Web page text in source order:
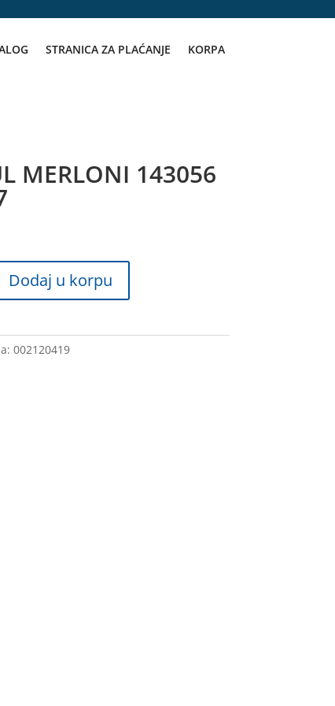
STRANICA ZA PLAĆANJE KORPA
MERLONI 143056
Dodaj u korpu
002120419